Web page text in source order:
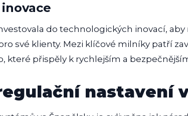
do technologických inovací,
své klienty. Mezi klíčové milníky patří
které přispěly k rychlejším a
nastavení